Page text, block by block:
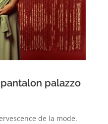
palazzo
de la mode.